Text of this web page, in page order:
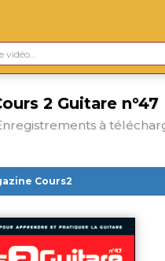
2 Guitare n°47
à
Cours2